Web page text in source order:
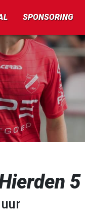
SPONSORING
5